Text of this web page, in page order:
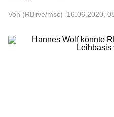
Von (RBlive/msc) 16.06.2020,